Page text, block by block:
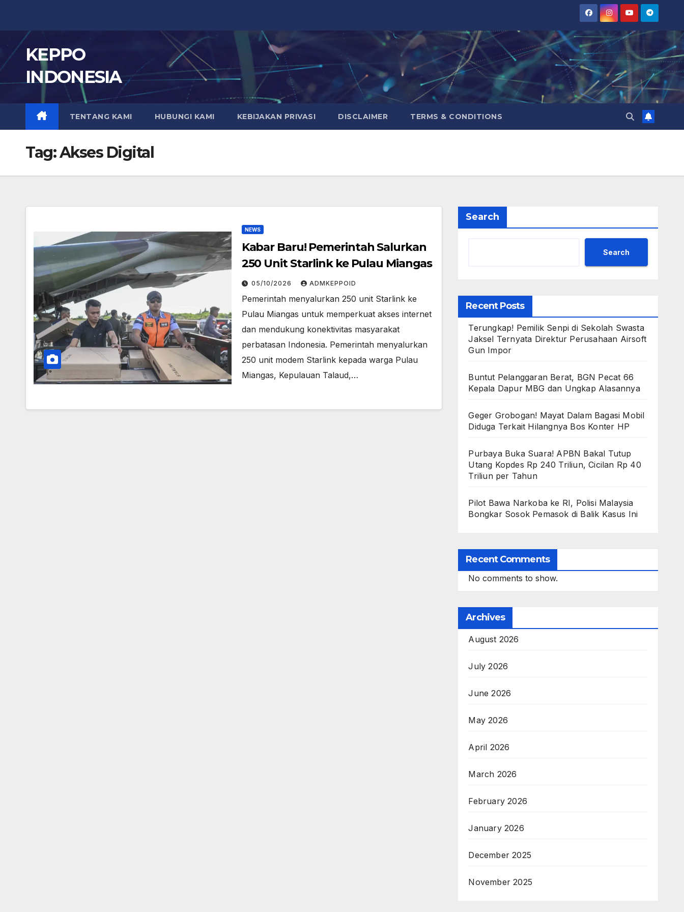
content
KEPPO
INDONESIA
TENTANG KAMI HUBUNGI KAMI KEBIJAKAN PRIVASI DISCLAIMER TERMS & CONDITIONS
Tag:Akses Digital
NEWS
Kabar Baru! Pemerintah Salurkan
250 Unit Starlink ke Pulau Miangas
05/10/2026 ADMKEPPOID
Pemerintah menyalurkan 250 unit Starlink ke
Pulau Miangas untuk memperkuat akses internet
dan mendukung konektivitas masyarakat
perbatasan Indonesia. Pemerintah menyalurkan
250 unit modem Starlink kepada warga Pulau
Miangas, Kepulauan Talaud,…
Search
Search
Recent Posts
Terungkap! Pemilik Senpi di Sekolah Swasta
Jaksel Ternyata Direktur Perusahaan Airsoft
Gun Impor
Buntut Pelanggaran Berat, BGN Pecat 66
Kepala Dapur MBG dan Ungkap Alasannya
Geger Grobogan! Mayat Dalam Bagasi Mobil
Diduga Terkait Hilangnya Bos Konter HP
Purbaya Buka Suara! APBN Bakal Tutup
Utang Kopdes Rp 240 Triliun, Cicilan Rp 40
Triliun per Tahun
Pilot Bawa Narkoba ke RI, Polisi Malaysia
Bongkar Sosok Pemasok di Balik Kasus Ini
Recent Comments
No comments to show.
Archives
August 2026
July 2026
June 2026
May 2026
April 2026
March 2026
February 2026
January 2026
December 2025
November 2025